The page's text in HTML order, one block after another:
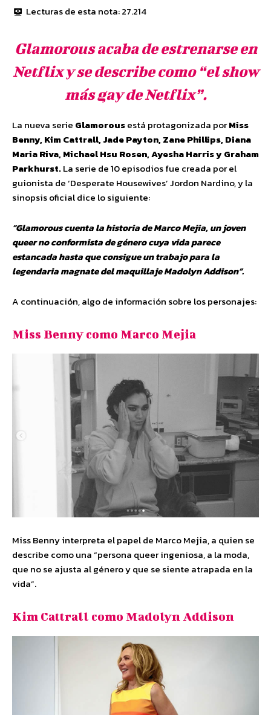
Lecturas de esta nota:27.214
Glamorous acaba de estrenarse en
Netflix y se describe como “el show
más gay de Netflix”.
La nueva serie Glamorousestá protagonizada porMiss
Benny, Kim Cattrall, Jade Payton, Zane Phillips, Diana
Maria Riva, Michael Hsu Rosen, Ayesha Harris y Graham
Parkhurst.La serie de 10 episodios fue creada por el
guionista de ‘Desperate Housewives’ Jordon Nardino, y la
sinopsis oficial dice lo siguiente:
“Glamorous cuenta la historia de Marco Mejia, un joven
queer no conformista de género cuya vida parece
estancada hasta que consigue un trabajo para la
legendaria magnate del maquillaje Madolyn Addison”.
A continuación, algo de información sobre los personajes:
Miss Benny como Marco Mejia
Miss Benny interpreta el papel de Marco Mejia, a quien se
describe como una “persona queer ingeniosa, a la moda,
que no se ajusta al género y que se siente atrapada en la
vida”.
Kim Cattrall como Madolyn Addison